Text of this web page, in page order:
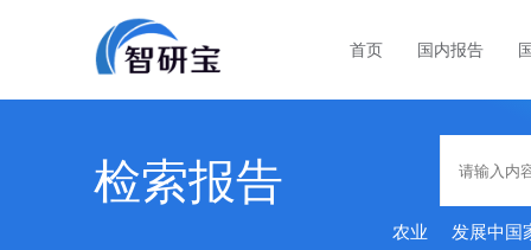
首页 国内报告
检索报告
农业 发展中国